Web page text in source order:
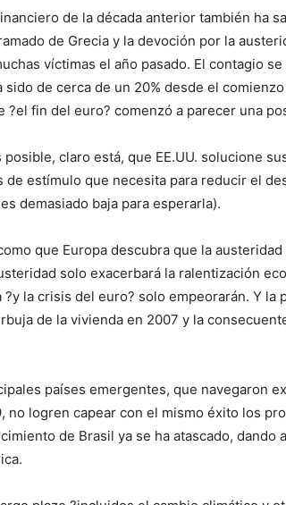
de la década anterior también ha
de Grecia y la devoción por la
víctimas el año pasado. El contagio se
sido de cerca de un 20% desde el
?el fin del euro? comenzó a parecer una
posible, claro está, que EE.UU. solucione
de estímulo que necesita para reducir el
demasiado baja para esperarla).
que Europa descubra que la
solo exacerbará la ralentización
la crisis del euro? solo empeorarán. Y la
de la vivienda en 2007 y la
países emergentes, que navegaron
no logren capear con el mismo éxito los
de Brasil ya se ha atascado, dando